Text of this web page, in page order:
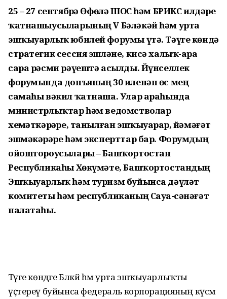
25 – 27 сентябрҙә Өфөлә ШОС һәм БРИКС илдәре
ҡатнашыусыларының V Бәләкәй һәм урта
эшҡыуарлыҡ юбилей форумы үтә. Тәүге көндә
стратегик сессия эшләне, кисә халыҡ-ара
сара рәсми рәүештә асылды. Йүнселлек
форумында донъяның 30 иленән өс мең
самаһы вәкил ҡатнаша. Улар араһында
министрлыҡтар һәм ведомстволар
хеҙмәткәрҙәре, танылған эшҡыуарҙар, йәмәғәт
эшмәкәрҙәре һәм эксперттар бар. Форумдың
ойоштороусылары – Башҡортостан
Республикаһы Хөкүмәте, Башҡортостандың
Эшҡыуарлыҡ һәм туризм буйынса дәүләт
комитеты һәм республиканың Сауҙа-сәнәғәт
палатаһы.
Тәүге көндәге Бәләкәй һәм урта эшҡыуарлыҡты
үҫтереү буйынса федераль корпорацияның күсмә